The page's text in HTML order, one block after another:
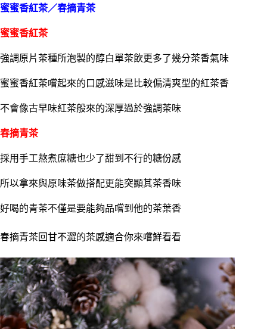
蜜蜜香紅茶／春摘青茶
蜜蜜香紅茶
強調原片茶種所泡製的醇白單茶飲更多了幾分茶香氣味
蜜蜜香紅茶嚐起來的口感滋味是比較偏清爽型的紅茶香
不會像古早味紅茶般來的深厚過於強調茶味
春摘青茶
採用手工熬煮庶糖也少了甜到不行的糖份感
所以拿來與原味茶做搭配更能突顯其茶香味
好喝的青茶不僅是要能夠品嚐到他的茶葉香
春摘青茶回甘不澀的茶感適合你來嚐鮮看看